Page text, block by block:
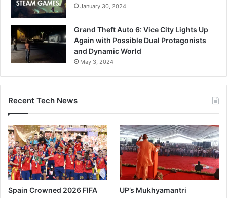
January 30, 2024
Grand Theft Auto 6: Vice City Lights Up
Again with Possible Dual Protagonists
and Dynamic World
May 3, 2024
Recent Tech News
Spain Crowned 2026 FIFA
UP’s Mukhyamantri